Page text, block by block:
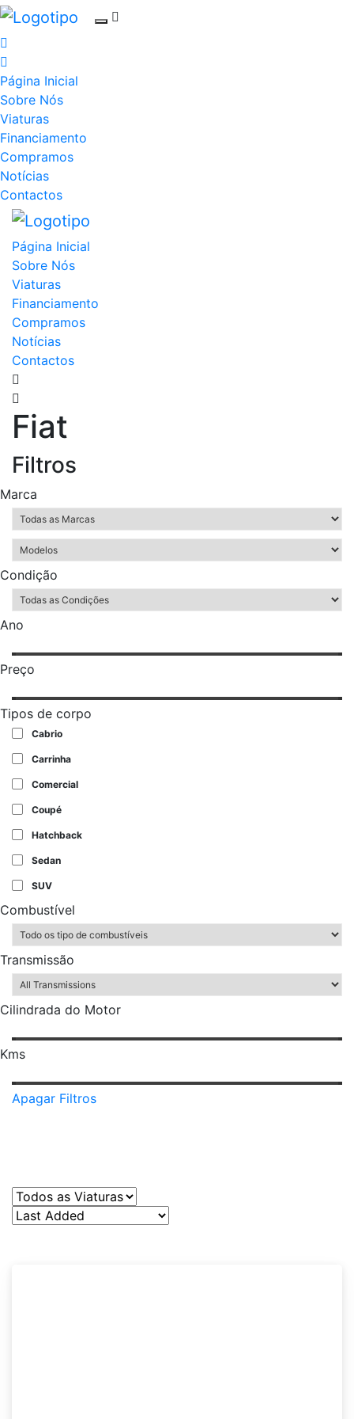
Página Inicial
Sobre Nós
Viaturas
Financiamento
Compramos
Notícias
Contactos
Página Inicial
Sobre Nós
Viaturas
Financiamento
Compramos
Notícias
Contactos
Fiat
Filtros
Marca
Condição
Ano
Preço
Tipos de corpo
Cabrio
Carrinha
Comercial
Coupé
Hatchback
Sedan
SUV
Combustível
Transmissão
Cilindrada do Motor
Kms
Apagar Filtros